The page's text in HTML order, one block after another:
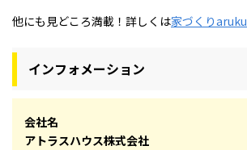
他にも見どころ満載！詳しくは家づくりaruku
インフォメーション
会社名
アトラスハウス株式会社